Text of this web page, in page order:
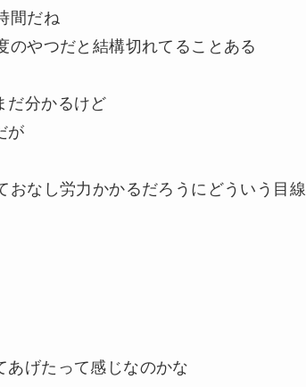
間だね
やつだと結構切れてることある
だ分かるけど
が
なし労力かかるだろうにどういう目線
げたって感じなのかな